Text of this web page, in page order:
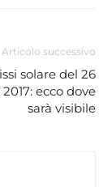
Articolo successivo
solare del 26
ecco dove
sarà visibile